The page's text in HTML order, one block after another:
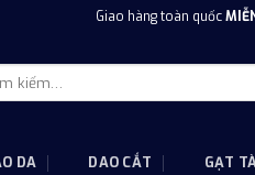
Giao hàng toàn quốc
DA DAO CẮT GẠT